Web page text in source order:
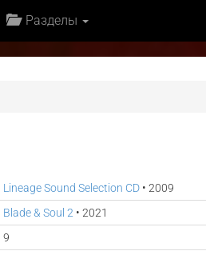
Разделы
Lineage Sound Selection CD• 2009
Blade & Soul 2 • 2021
9